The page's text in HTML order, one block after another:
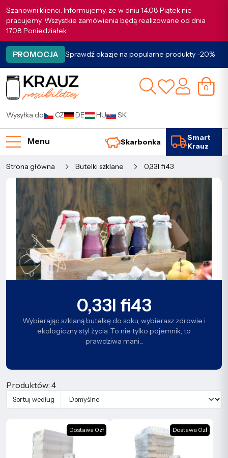
Szanowni klienci. Informujemy, że w dniu 14.08 Piątek nie
pracujemy. Wszystkie zamówienia będą realizowane od dnia
17.08 Poniedziałek
PROMOCJA Sprawdź okazje na popularne produkty -20%
0
Wysyłka do CZ DE HU SK
Menu Skarbonka
Smart
Krauz
Strona główna Butelki szklane 0,33l fi43
0,33l fi43
Wybierając szklaną butelkę do soku, wybierasz zdrowie i
ekologiczny styl życia. To nie tylko pojemnik, to
prawdziwa mani...
Produktów: 4
Sortuj według
Dostawa 0zł Dostawa 0zł